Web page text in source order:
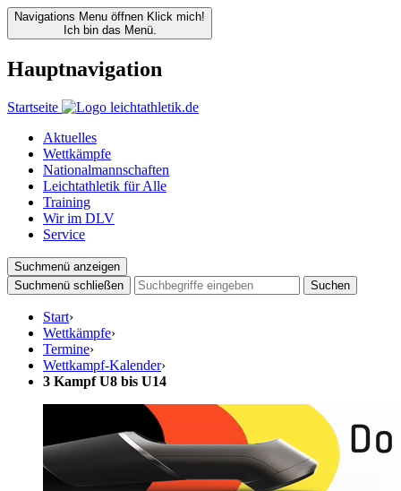
Navigations Menu öffnen Klick mich!
Ich bin das Menü.
Hauptnavigation
Startseite
Aktuelles
Wettkämpfe
Nationalmannschaften
Leichtathletik für Alle
Training
Wir im DLV
Service
Suchmenü anzeigen
Suchmenü schließen
Suchen
Start›
Wettkämpfe›
Termine›
Wettkampf-Kalender›
3 Kampf U8 bis U14